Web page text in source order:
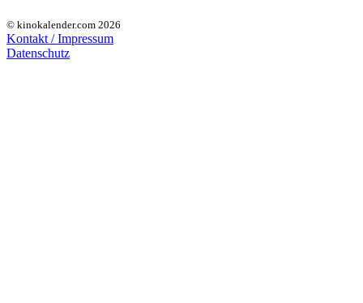
© kinokalender.com 2026
Kontakt / Impressum
Datenschutz